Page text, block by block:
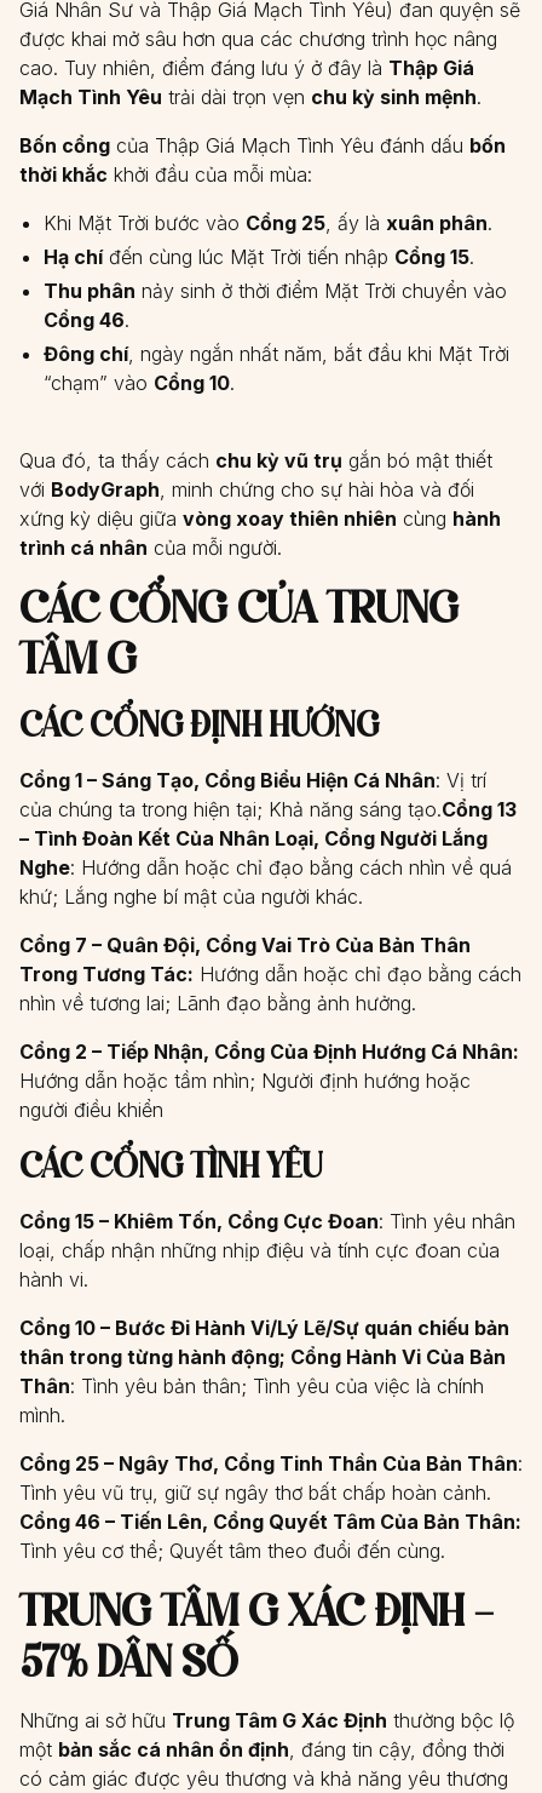
Giá Nhân Sư và Thập Giá Mạch Tình Yêu) đan quyện sẽ
được khai mở sâu hơn qua các chương trình học nâng
cao. Tuy nhiên, điểm đáng lưu ý ở đây là Thập Giá
Mạch Tình Yêu trải dài trọn vẹn chu kỳ sinh mệnh.
Bốn cổng của Thập Giá Mạch Tình Yêu đánh dấu bốn
thời khắc khởi đầu của mỗi mùa:
Khi Mặt Trời bước vào Cổng 25 , ấy là xuân phân.
Hạ chíđến cùng lúc Mặt Trời tiến nhập Cổng 15.
Thu phân nảy sinh ở thời điểm Mặt Trời chuyển vào
Cổng 46.
Đông chí, ngày ngắn nhất năm, bắt đầu khi Mặt Trời
“chạm” vào Cổng 10.
Qua đó, ta thấy cách chu kỳ vũ trụ gắn bó mật thiết
với BodyGraph , minh chứng cho sự hài hòa và đối
xứng kỳ diệu giữa vòng xoay thiên nhiên cùng hành
trình cá nhân của mỗi người.
CÁC CỔNG CỦA TRUNG
TÂM G
CÁC CỔNG ĐỊNH HƯỚNG
Cổng 1 – Sáng Tạo, Cổng Biểu Hiện Cá Nhân: Vị trí
của chúng ta trong hiện tại; Khả năng sáng tạo.Cổng 13
– Tình Đoàn Kết Của Nhân Loại, Cổng Người Lắng
Nghe: Hướng dẫn hoặc chỉ đạo bằng cách nhìn về quá
khứ; Lắng nghe bí mật của người khác.
Cổng 7 – Quân Đội, Cổng Vai Trò Của Bản Thân
Trong Tương Tác: Hướng dẫn hoặc chỉ đạo bằng cách
nhìn về tương lai; Lãnh đạo bằng ảnh hưởng.
Cổng 2 – Tiếp Nhận, Cổng Của Định Hướng Cá Nhân:
Hướng dẫn hoặc tầm nhìn; Người định hướng hoặc
người điều khiển
CÁC CỔNG TÌNH YÊU
Cổng 15 – Khiêm Tốn, Cổng Cực Đoan: Tình yêu nhân
loại, chấp nhận những nhịp điệu và tính cực đoan của
hành vi.
Cổng 10 – Bước Đi Hành Vi/Lý Lẽ/Sự quán chiếu bản
thân trong từng hành động; Cổng Hành Vi Của Bản
Thân: Tình yêu bản thân; Tình yêu của việc là chính
mình.
Cổng 25 – Ngây Thơ, Cổng Tinh Thần Của Bản Thân:
Tình yêu vũ trụ, giữ sự ngây thơ bất chấp hoàn cảnh.
Cổng 46 – Tiến Lên, Cổng Quyết Tâm Của Bản Thân:
Tình yêu cơ thể; Quyết tâm theo đuổi đến cùng.
TRUNG TÂM G XÁC ĐỊNH –
57% DÂN SỐ
Những ai sở hữu Trung Tâm G Xác Định thường bộc lộ
một bản sắc cá nhân ổn định , đáng tin cậy, đồng thời
có cảm giác được yêu thương và khả năng yêu thương